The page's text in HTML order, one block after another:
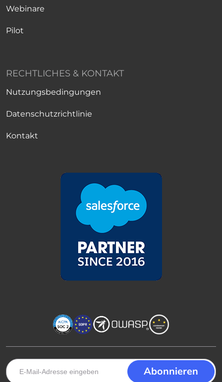
Webinare
Pilot
RECHTLICHES & KONTAKT
Nutzungsbedingungen
Datenschutzrichtlinie
Kontakt